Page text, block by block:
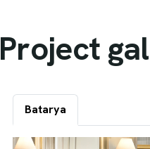
Project gal
Batarya